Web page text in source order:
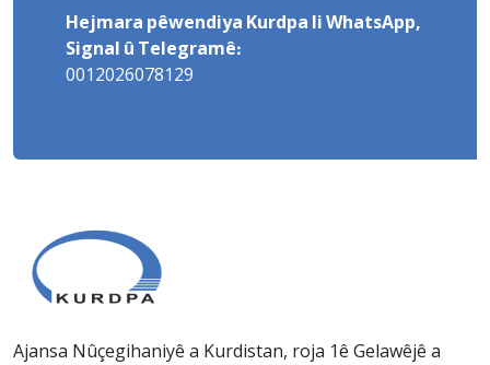
Hejmara pêwendiya Kurdpa li WhatsApp,
Signal û Telegramê:
0012026078129
Ajansa Nûçegihaniyê a Kurdistan, roja 1ê Gelawêjê a